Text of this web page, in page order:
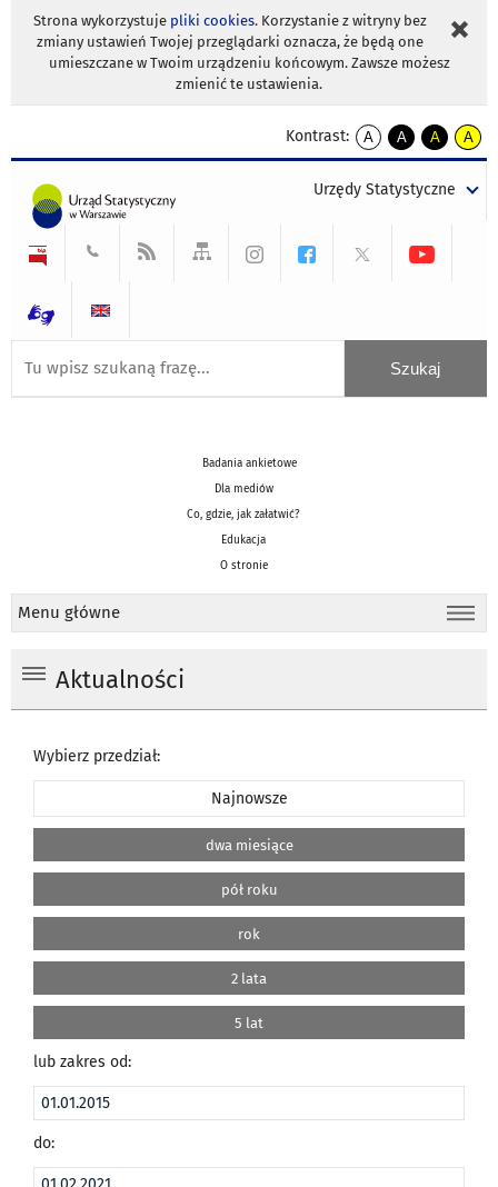
Strona wykorzystuje pliki cookies. Korzystanie z witryny bez
zmiany ustawień Twojej przeglądarki oznacza, że będą one
umieszczane w Twoim urządzeniu końcowym. Zawsze możesz
zmienić te ustawienia.
Kontrast:
A
kontrast
A
kontrast
tekst
czarnym
A
kontrast
tekst
czarnym
A
tekst
żółtym
Urzędy Statystyczne
Badania ankietowe
Dla mediów
Co, gdzie, jak załatwić?
Edukacja
O stronie
Menu główne
Aktualności
Wybierz przedział:
Najnowsze
dwa miesiące
pół roku
rok
2 lata
5 lat
lub zakres od:
do: